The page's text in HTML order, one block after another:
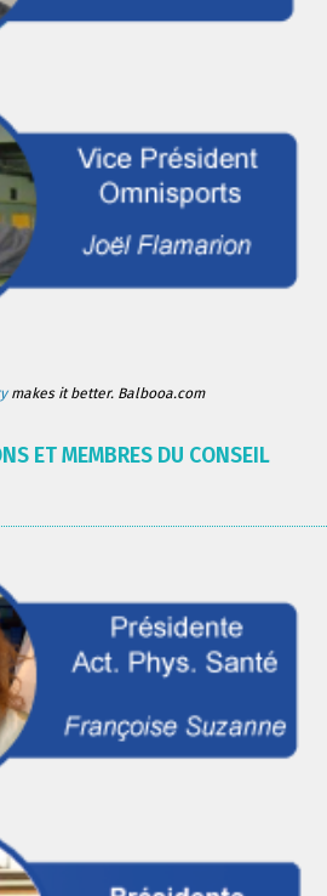
makes it better. Balbooa.com
ET MEMBRES DU CONSEIL